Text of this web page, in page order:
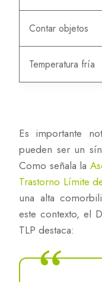
Contar objetos
Temperatura fría
Es importante
pueden ser un
Como señala la
Trastorno Límite
una alta
este contexto, el
TLP destaca: